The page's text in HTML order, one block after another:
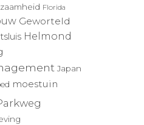
Florida
Geworteld
Helmond
Japan
moestuin